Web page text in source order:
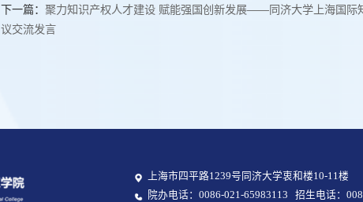
下一篇：聚力知识产权人才建设 赋能强国创新发展——同济大学上海国际
议交流发言
上海市四平路1239号同济大学衷和楼10-11楼
院办电话：0086-021-65983113 招生电话：